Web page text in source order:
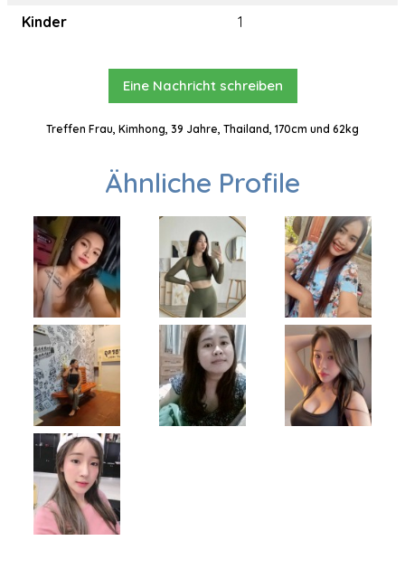
Kinder
1
Eine Nachricht schreiben
Treffen Frau, Kimhong, 39 Jahre, Thailand, 170cm und 62kg
Ähnliche Profile